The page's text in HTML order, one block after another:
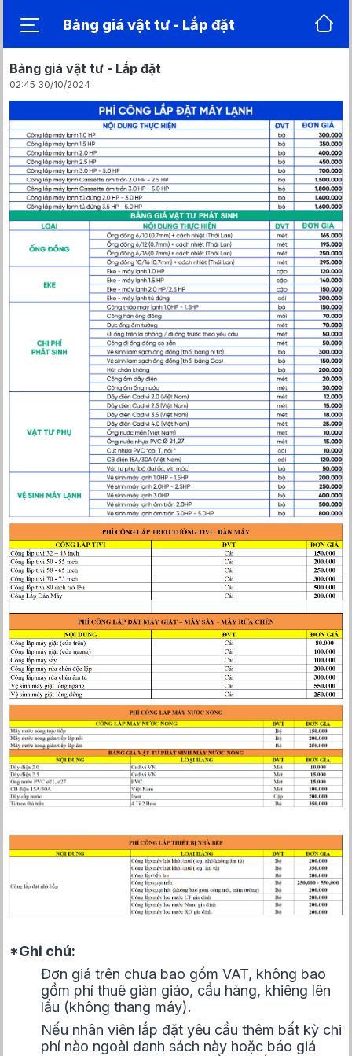
Bảng giá vật tư - Lắp đặt
Bảng giá vật tư - Lắp đặt
02:45 30/10/2024
*Ghi chú:
Đơn giá trên chưa bao gồm VAT, không bao
gồm phí thuê giàn giáo, cẩu hàng, khiêng lên
lầu (không thang máy).
Nếu nhân viên lắp đặt yêu cầu thêm bất kỳ chi
phí nào ngoài danh sách này hoặc báo giá